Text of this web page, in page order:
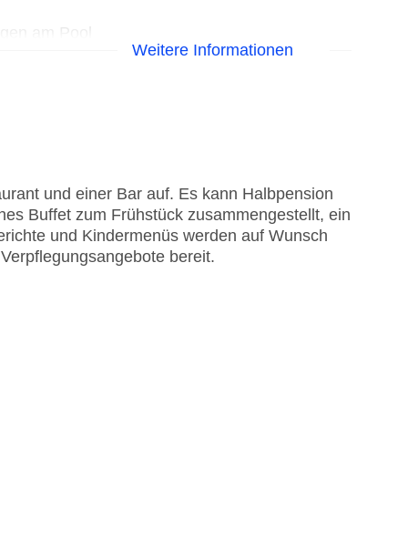
Maestro, Mastercard, VisaWeitere Informationen
und einer Bar auf. Es kann Halbpension
Buffet zum Frühstück zusammengestellt, ein
und Kindermenüs werden auf Wunsch
bereit.